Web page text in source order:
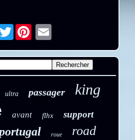
Twitter Email
ultra passager king
avant flhx support
roue road